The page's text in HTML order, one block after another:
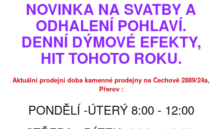
NVSC16144Z
Nové
Ohňostrojný kompakt
skladem, nebo do 2-3dnů
Tisk
NOVINKA NA SVATBY A
ODHALENÍ POHLAVÍ.
DENNÍ DÝMOVÉ EFEKTY,
HIT TOHOTO ROKU.
Aktuální prodejní doba kamenné prodejny na Čechově 2889/24a,
Přerov :
PONDĚLÍ -ÚTERÝ 8:00 - 12:00